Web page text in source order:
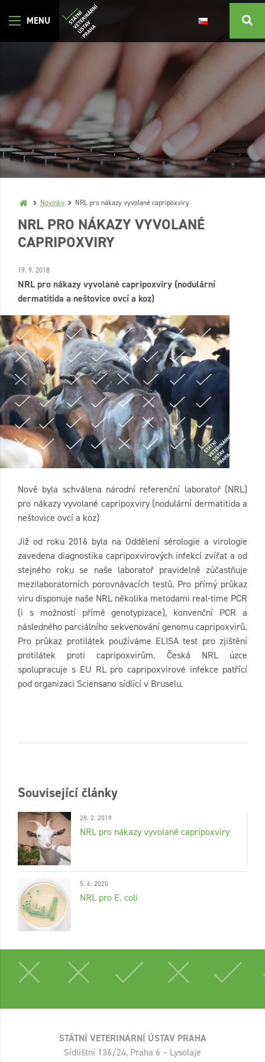
Novinky NRL pro nákazy vyvolané capripoxviry
NRL PRO NÁKAZY VYVOLANÉ
CAPRIPOXVIRY
19. 9. 2018
NRL pro nákazy vyvolané capripoxviry (nodulární
dermatitida a neštovice ovcí a koz)
Nově byla schválena národní referenční laboratoř (NRL)
pro nákazy vyvolané capripoxviry (nodulární dermatitida a
neštovice ovcí a koz)
Již od roku 2016 byla na Oddělení sérologie a virologie
zavedena diagnostika capripoxvirových infekcí zvířat a od
stejného roku se naše laboratoř pravidelně zúčastňuje
mezilaboratorních porovnávacích testů. Pro přímý průkaz
viru disponuje naše NRL několika metodami real-time PCR
(i s možností přímé genotypizace), konvenční PCR a
následného parciálního sekvenování genomu capripoxvirů.
Pro průkaz protilátek používáme ELISA test pro zjištění
protilátek proti capripoxvirům. Česká NRL úzce
spolupracuje s EU RL pro capripoxvirové infekce patřící
pod organizaci Sciensano sídlící v Bruselu.
Související články
28. 2. 2019
NRL pro nákazy vyvolané capripoxviry
5. 6. 2020
NRL pro E. coli
STÁTNÍ VETERINÁRNÍ ÚSTAV PRAHA
Sídlištní 136/24, Praha 6 – Lysolaje